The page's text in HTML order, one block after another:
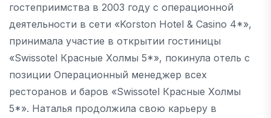
гостеприимства в 2003 году с операционной
деятельности в сети «Korston Hotel & Casino 4*»,
принимала участие в открытии гостиницы
«Swissotel Красные Холмы 5*», покинула отель с
позиции Операционный менеджер всех
ресторанов и баров «Swissotel Красные Холмы
5*». Наталья продолжила свою карьеру в